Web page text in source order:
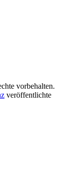
vorbehalten.
veröffentlichte